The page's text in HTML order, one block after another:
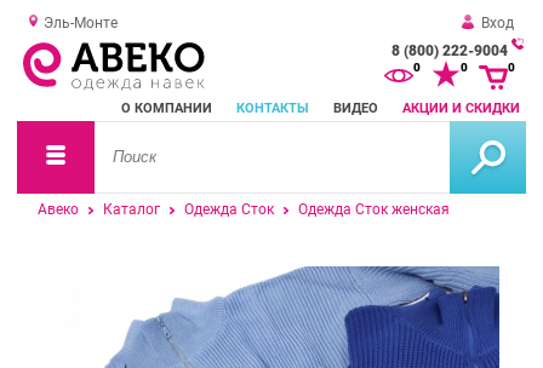
Эль-Монте
Вход
8 (800) 222-9004
О КОМПАНИИ КОНТАКТЫ ВИДЕО АКЦИИ И СКИДКИ
0 0 0
Авеко Каталог Одежда Сток Одежда Сток женская